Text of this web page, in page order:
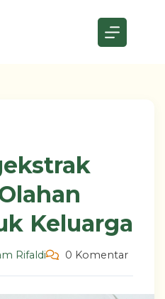
Keluarga
Rifaldi 0 Komentar